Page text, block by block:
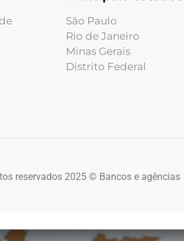
São Paulo
Rio de Janeiro
Minas Gerais
Distrito Federal
reservados 2025 © Bancos e agências